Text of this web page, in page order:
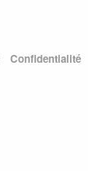
Confidentialité